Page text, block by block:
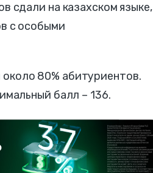
сдали на казахском языке,
с особыми
80% абитуриентов.
балл – 136.